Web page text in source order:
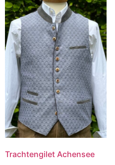
Trachtengilet Achensee